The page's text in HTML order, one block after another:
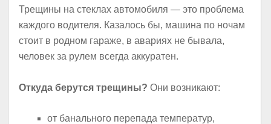
Трещины на стеклах автомобиля — это проблема
каждого водителя. Казалось бы, машина по ночам
стоит в родном гараже, в авариях не бывала,
человек за рулем всегда аккуратен.
Откуда берутся трещины? Они возникают:
от банального перепада температур,